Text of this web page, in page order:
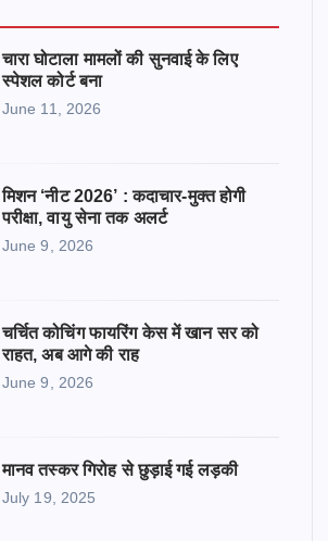
चारा घोटाला मामलों की सुनवाई के लिए
स्पेशल कोर्ट बना
June 11, 2026
मिशन ‘नीट 2026’ : कदाचार-मुक्त होगी
परीक्षा, वायु सेना तक अलर्ट
June 9, 2026
चर्चित कोचिंग फायरिंग केस में खान सर को
राहत, अब आगे की राह
June 9, 2026
मानव तस्कर गिरोह से छुड़ाई गई लड़की
July 19, 2025